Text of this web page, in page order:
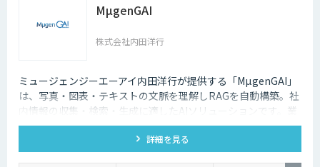
MµgenGAI
株式会社内田洋行
ミュージェンジーエーアイ内田洋行が提供する「MµgenGAI」
は、写真・図表・テキストの文脈を理解しRAGを自動構築。社
内情報の収集・検索・生成に適したAIソリューションです。業
種を問わず業務効率とナレッジ活用を支援します。
詳細を見る